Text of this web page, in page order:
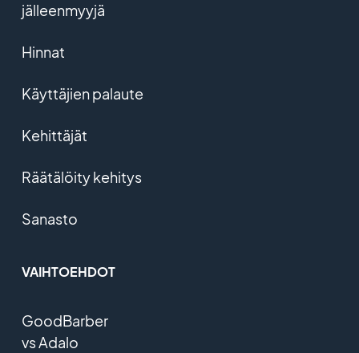
jälleenmyyjä
Hinnat
Käyttäjien palaute
Kehittäjät
Räätälöity kehitys
Sanasto
VAIHTOEHDOT
GoodBarber
vs Adalo